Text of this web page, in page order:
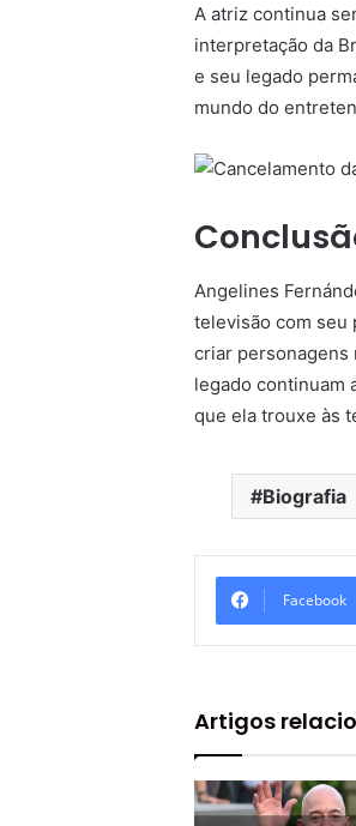
A atriz continua
interpretação da
e seu legado
mundo do
Angelines
televisão com seu
criar personagens
legado continuam
que ela trouxe às
Biografia
Facebook
Artigos